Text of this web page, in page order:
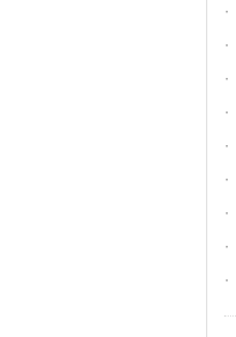
·
·
·
·
·
·
·
·
·